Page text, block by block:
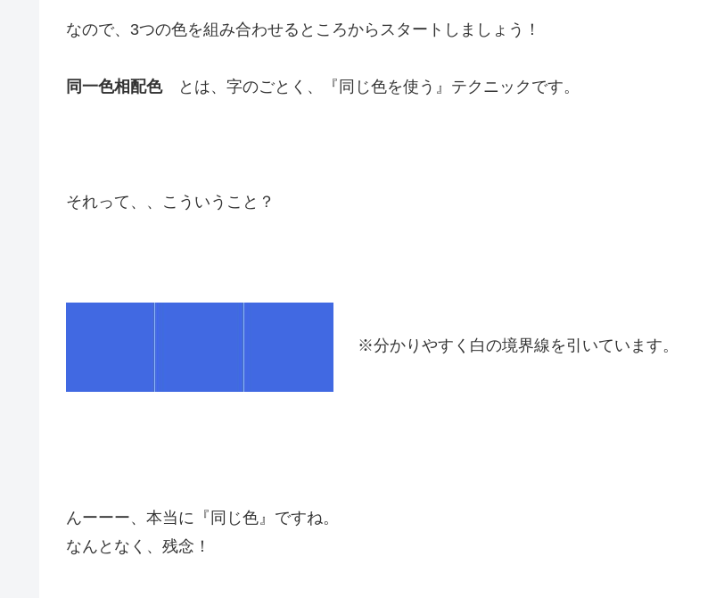
なので、3つの色を組み合わせるところからスタートしましょう！
同一色相配色とは、字のごとく、『同じ色を使う』テクニックです。
それって、、こういうこと？
※分かりやすく白の境界線を引いています。
んーーー、本当に『同じ色』ですね。
なんとなく、残念！